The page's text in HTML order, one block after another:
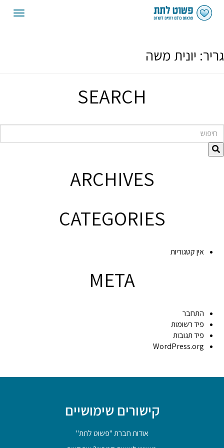
גריר: יונית משה
SEARCH
חיפוש
ARCHIVES
CATEGORIES
אין קטגוריות
META
התחבר
פיד רשומות
פיד תגובות
WordPress.org
קישורים שימושיים
אודות חברת "פשוט לתת"